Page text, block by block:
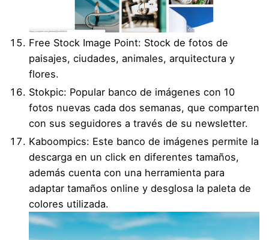
Free Stock Image Point: Stock de fotos de
paisajes, ciudades, animales, arquitectura y
flores.
Stokpic: Popular banco de imágenes con 10
fotos nuevas cada dos semanas, que comparten
con sus seguidores a través de su newsletter.
Kaboompics: Este banco de imágenes permite la
descarga en un click en diferentes tamaños,
además cuenta con una herramienta para
adaptar tamaños online y desglosa la paleta de
colores utilizada.